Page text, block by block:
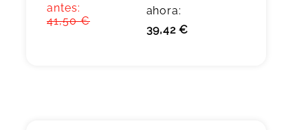
antes:
41,50 €
ahora:
39,42 €